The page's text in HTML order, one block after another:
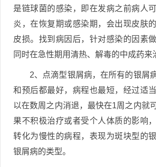
是链球菌的感染，即在发病之前病人
炎，在恢复期或感染期，会出现皮肤
皮损。找到病因后，针对感染的因素
同时在急性期用清热、解毒的中成药来
2、点滴型银屑病，在所有的银屑
和预后都最好，病程也最短，经过适
以在数周之内消退，最快在1周之内就
果不积极治疗或者受个人体质的影响
转化为慢性的病程，表现为斑块型的
银屑病的类型。